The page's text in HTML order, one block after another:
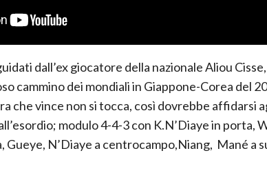
guidati dall’ex giocatore della nazionaleAliou Cisse,
cammino dei mondiali in Giappone-Corea del
che vince non si tocca, così dovrebbe affidarsi
modulo 4-4-3 con K.N’Diaye in porta,
, Gueye, N’ Diaye a centrocampo,Niang, Mané a